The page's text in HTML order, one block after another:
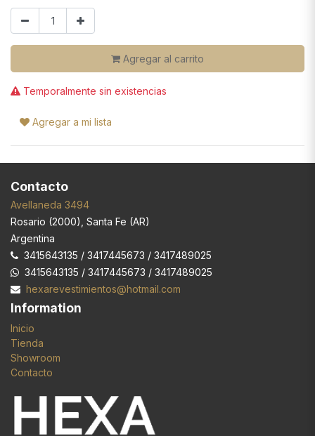
Agregar al carrito
Temporalmente sin existencias
Agregar a mi lista
Contacto
Avellaneda 3494
Rosario (2000), Santa Fe (AR)
Argentina
3415643135 / 3417445673 / 3417489025
3415643135 / 3417445673 / 3417489025
hexarevestimientos@hotmail.com
Information
Inicio
Tienda
Showroom
Contacto